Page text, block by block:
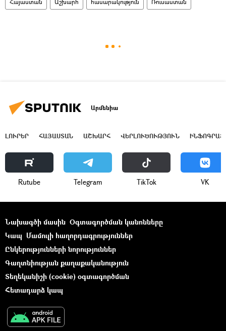
Հայաստան Աշխարհ հասարակություն Ռուսաստան
Արմենիա
ԼՈՒՐԵՐ ՀԱՅԱՍՏԱՆ ԱՇԽԱՐՀ ՎԵՐԼՈՒԾՈՒԹՅՈՒՆ
Rutube Telegram ТikТоk VK
Նախագծի մասին Օգտագործման կանոնները
Կապ Մամուլի հաղորդագրություններ
Ընկերությունների նորություններ
Գաղտնիության քաղաքականություն
Տեղեկանիշի (cookie) օգտագործման
Հետադարձ կապ